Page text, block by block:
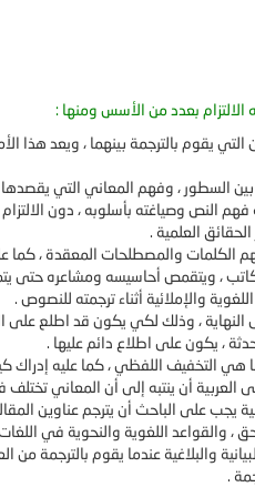
الالتزام بعدد من الأسس ومنها :
يقوم بالترجمة بينهما ، ويعد هذا
بين السطور ، وفهم المعاني التي
النص وصياغته بأسلوبه ، دون
الحقائق العلمية .
والمصطلحات المعقدة ، كما
، ويتقمص أحاسيسه ومشاعره حتى
والإملائية أثناء ترجمته للنصوص .
النهاية ، وذلك لكي يكون قد اطلع
، يكون على اطلاع دائم عليها .
هي التخفيف اللفظي ، كما عليه إدراك
العربية أن ينتبه إلى أن المعاني
يجب على الباحث أن يترجم عناوين
والقواعد اللغوية والنحوية في اللغات
والبلاغية عندما يقوم بالترجمة من
.